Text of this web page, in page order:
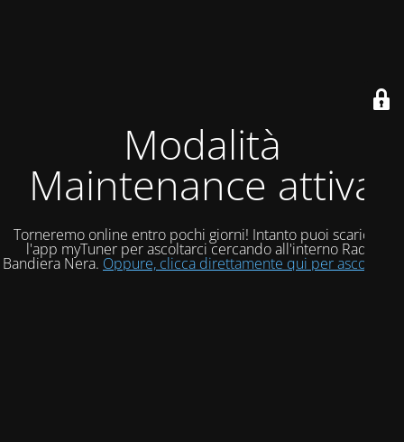
Modalità
Maintenance attiva
Torneremo online entro pochi giorni! Intanto puoi scaricare
l'app myTuner per ascoltarci cercando all'interno Radio
Bandiera Nera. Oppure, clicca direttamente qui per ascoltarci!